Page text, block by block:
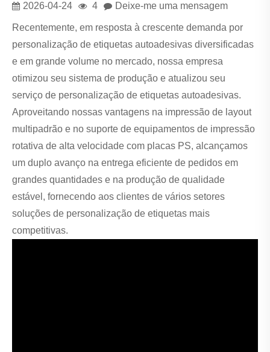
2026-04-24 4 Deixe-me uma mensagem
Recentemente, em resposta à crescente demanda por
personalização de etiquetas autoadesivas diversificadas
e em grande volume no mercado, nossa empresa
otimizou seu sistema de produção e atualizou seu
serviço de personalização de etiquetas autoadesivas.
Aproveitando nossas vantagens na impressão de layout
multipadrão e no suporte de equipamentos de impressão
rotativa de alta velocidade com placas PS, alcançamos
um duplo avanço na entrega eficiente de pedidos em
grandes quantidades e na produção de qualidade
estável, fornecendo aos clientes de vários setores
soluções de personalização de etiquetas mais
competitivas.